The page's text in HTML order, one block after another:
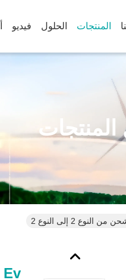
المنتجات الحلول فيديو
المنتجات